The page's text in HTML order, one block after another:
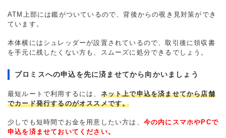
ATM上部には鑑がついているので、背後からの覗き見対策ができ
ています。
本体横にはシュレッダーが設置されているので、取引後に領収書
を手元に残したくない方も、スムーズに処分できるでしょう。
プロミスへの申込を先に済ませてから向かいましょう
最短ルートで利用するには、 ネット上で申込を済ませてから店舗
でカード発行するのがオススメです。
少しでも短時間でお金を用意したい方は、 今の内にスマホやPCで
申込を済ませておいてください。